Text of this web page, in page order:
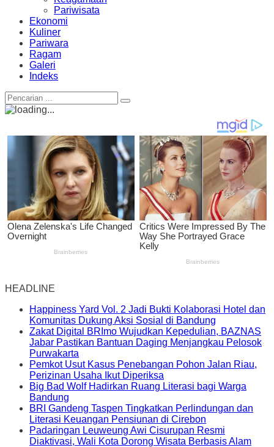
Pariwisata
Ekonomi
Kuliner
Pariwara
Ragam
Galeri
Indeks
HEADLINE
Happiness Yard Vol. 2 Jadi Bukti Kolaborasi Hotel dan
Komunitas Dukung Aksi Sosial di Bandung
Zakat Digital BRImo Wujudkan Kepedulian, BAZNAS
Jabar Pastikan Bantuan Daging Menjangkau Pelosok
Purwakarta
Pemkot Usut Kasus Penebangan Pohon Jalan Riau,
Perizinan Usaha Ikut Diperiksa
Big Bad Wolf Hadirkan Ruang Literasi bagi Warga
Bandung
BRI Gandeng Taspen Tingkatkan Perlindungan dan
Literasi Keuangan Pensiunan di Cirebon
Padaringan Leuweung Awi Cisurupan Resmi
Diaktivasi, Wali Kota Dorong Wisata Berbasis Alam